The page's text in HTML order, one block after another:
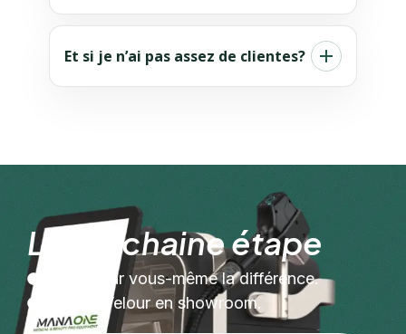
Et si je n’ai pas assez de clientes?
La prochaine étape
Voyez par vous-même la différence.
Testez Velour en showroom.